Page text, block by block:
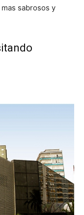
sabrosos y